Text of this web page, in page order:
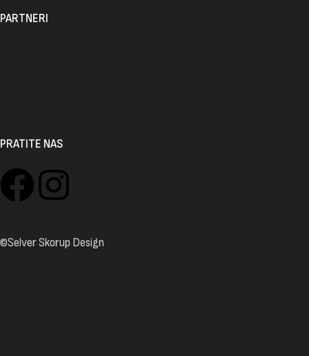
PARTNERI
PRATITE NAS
©Selver Skorup Design